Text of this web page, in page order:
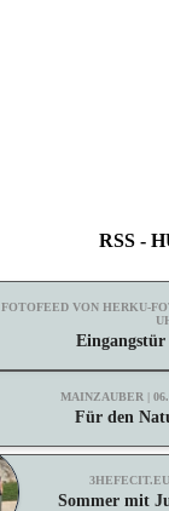
RSS -
FOTOFEED VON HERKU-
MAINZAUBER |
Für den
Sommer mit